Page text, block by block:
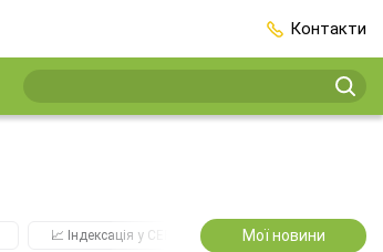
Контакти
📈 Індексація у СЕРПНІ 2️⃣0️⃣2️⃣7️⃣ Усі
Мої новини